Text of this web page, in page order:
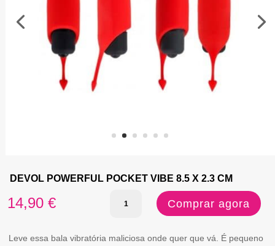
DEVOL POWERFUL POCKET VIBE 8.5 X 2.3 CM
14,90 €
Quantidade
DEVOL
Comprar agora
Leve essa bala vibratória maliciosa onde quer que vá. É pequeno